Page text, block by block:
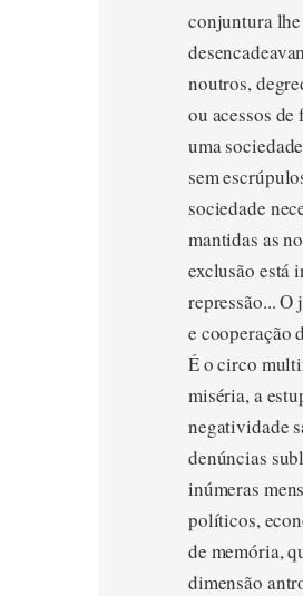
conjuntura
noutros,
ou acessos
uma
sem
sociedade
mantidas as
exclusão está
repressão... O
e cooperação
É o circo
miséria, a
negatividade
denúncias
inúmeras
políticos,
de memória,
dimensão